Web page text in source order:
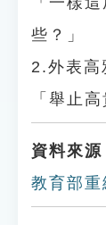
些？」
2.外表高
「舉止高
資料來源
教育部